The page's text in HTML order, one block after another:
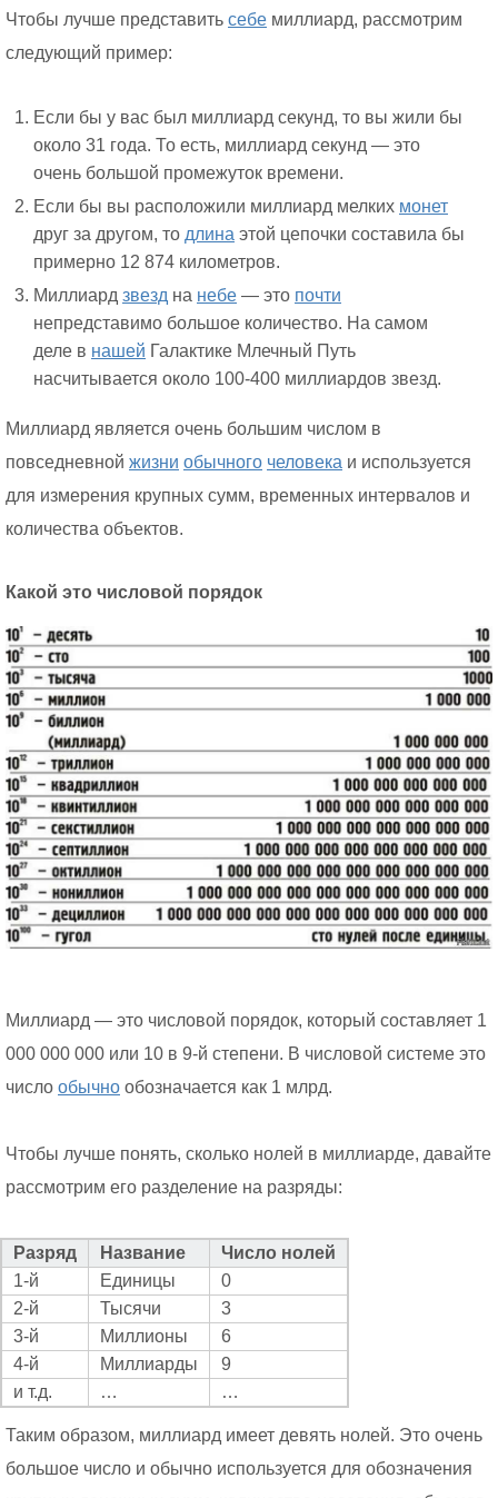
Чтобы лучше представить себе миллиард, рассмотрим
следующий пример:
Если бы у вас был миллиард секунд, то вы жили бы
около 31 года. То есть, миллиард секунд — это
очень большой промежуток времени.
Если бы вы расположили миллиард мелких монет
друг за другом, то длина этой цепочки составила бы
примерно 12 874 километров.
Миллиард звезд на небе — это почти
непредставимо большое количество. На самом
деле в нашей Галактике Млечный Путь
насчитывается около 100-400 миллиардов звезд.
Миллиард является очень большим числом в
повседневной жизни обычного человека и используется
для измерения крупных сумм, временных интервалов и
количества объектов.
Какой это числовой порядок
Миллиард — это числовой порядок, который составляет 1
000 000 000 или 10 в 9-й степени. В числовой системе это
число обычно обозначается как 1 млрд.
Чтобы лучше понять, сколько нолей в миллиарде, давайте
рассмотрим его разделение на разряды:
Разряд Название
Число нолей
1-й
Единицы
0
2-й
Тысячи
3
3-й
Миллионы
6
4-й
Миллиарды
9
и т.д.
… …
Таким образом, миллиард имеет девять нолей. Это очень
большое число и обычно используется для обозначения